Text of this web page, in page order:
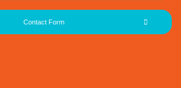
Contact Form